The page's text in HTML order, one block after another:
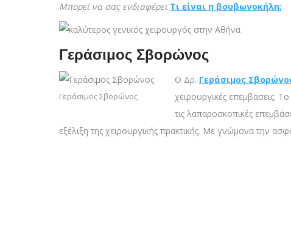
Mπορεί να σας ενδιαφέρει Τι είναι η βουβωνοκήλη;
Γεράσιμος Σβορώνος
Γεράσιμος Σβορώνος
Ο Δρ. Γεράσιμος
χειρουργικές επεμβάσεις.
τις λαπαροσκοπικές
εξέλιξη της χειρουργικής πρακτικής. Με γνώμονα την